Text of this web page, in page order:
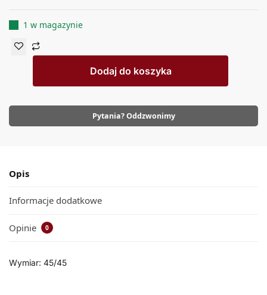
1 w magazynie
Dodaj do koszyka
Pytania? Oddzwonimy
Opis
Informacje dodatkowe
Opinie 0
Wymiar: 45/45